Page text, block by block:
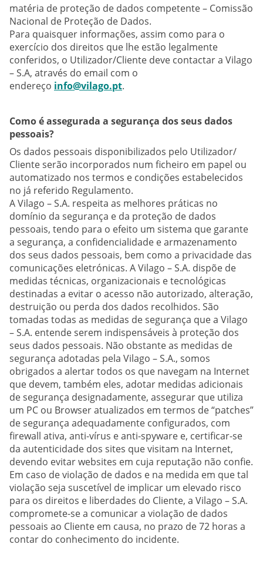
matéria de proteção de dados competente – Comissão
Nacional de Proteção de Dados.
Para quaisquer informações, assim como para o
exercício dos direitos que lhe estão legalmente
conferidos, o Utilizador/Cliente deve contactar a Vilago
– S.A, através do email com o
endereço info@vilago.pt.
Como é assegurada a segurança dos seus dados
pessoais?
Os dados pessoais disponibilizados pelo Utilizador/
Cliente serão incorporados num ficheiro em papel ou
automatizado nos termos e condições estabelecidos
no já referido Regulamento.
A Vilago – S.A. respeita as melhores práticas no
domínio da segurança e da proteção de dados
pessoais, tendo para o efeito um sistema que garante
a segurança, a confidencialidade e armazenamento
dos seus dados pessoais, bem como a privacidade das
comunicações eletrónicas. A Vilago – S.A. dispõe de
medidas técnicas, organizacionais e tecnológicas
destinadas a evitar o acesso não autorizado, alteração,
destruição ou perda dos dados recolhidos. São
tomadas todas as medidas de segurança que a Vilago
– S.A. entende serem indispensáveis à proteção dos
seus dados pessoais. Não obstante as medidas de
segurança adotadas pela Vilago – S.A., somos
obrigados a alertar todos os que navegam na Internet
que devem, também eles, adotar medidas adicionais
de segurança designadamente, assegurar que utiliza
um PC ou Browser atualizados em termos de “patches”
de segurança adequadamente configurados, com
firewall ativa, anti-vírus e anti-spyware e, certificar-se
da autenticidade dos sites que visitam na Internet,
devendo evitar websites em cuja reputação não confie.
Em caso de violação de dados e na medida em que tal
violação seja suscetível de implicar um elevado risco
para os direitos e liberdades do Cliente, a Vilago – S.A.
compromete-se a comunicar a violação de dados
pessoais ao Cliente em causa, no prazo de 72 horas a
contar do conhecimento do incidente.